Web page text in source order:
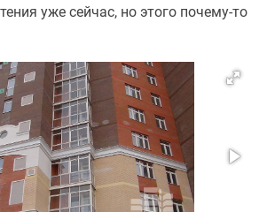
уже сейчас, но этого почему-то